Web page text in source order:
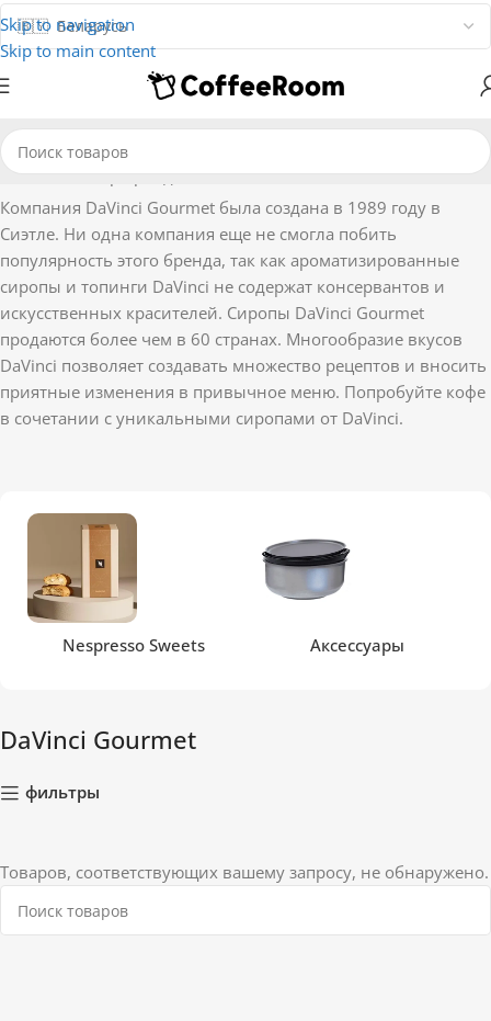
Skip to navigation
Skip to main content
Главная Товар Бренд DaVinci Gourmet
Компания DaVinci Gourmet была создана в 1989 году в
Сиэтле. Ни одна компания еще не смогла побить
популярность этого бренда, так как ароматизированные
сиропы и топинги DaVinci не содержат консервантов и
искусственных красителей. Сиропы DaVinci Gourmet
продаются более чем в 60 странах. Многообразие вкусов
DaVinci позволяет создавать множество рецептов и вносить
приятные изменения в привычное меню. Попробуйте кофе
в сочетании с уникальными сиропами от DaVinci.
Nespresso Sweets Аксессуары
DaVinci Gourmet
фильтры
Товаров, соответствующих вашему запросу, не обнаружено.